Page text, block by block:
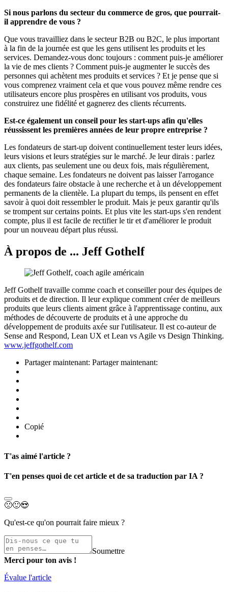
Si nous parlons du secteur du commerce de gros, que pourrait-
il apprendre de vous ?
Que vous travailliez dans le secteur B2B ou B2C, le plus important
à la fin de la journée est que les gens utilisent les produits et les
services. Demandez-vous donc toujours : comment puis-je améliorer
la vie de mes clients ? Comment puis-je augmenter le succès des
personnes qui achètent mes produits et services ? Et je pense que si
vous comprenez vraiment cela et que vous pouvez même rendre ces
utilisateurs encore plus prospères en utilisant vos produits, vous
construirez une fidélité et gagnerez des clients récurrents.
Est-ce également un conseil pour les start-ups afin qu'elles
réussissent les premières années de leur propre entreprise ?
Les fondateurs de start-up doivent continuellement tester leurs idées,
leurs visions et leurs stratégies sur le marché. Je leur dirais : parlez
aux clients, pas seulement une ou deux fois, mais régulièrement,
chaque semaine. Les fondateurs ne doivent pas laisser l'arrogance
des fondateurs faire obstacle à une recherche et à un développement
permanents de la clientèle. La plupart du temps, ils pensent en effet
savoir à quoi doit ressembler le produit. Mais je peux garantir qu'ils
se trompent sur certains points. Et plus vite les start-ups s'en rendent
compte, plus il est facile de rectifier le tir et d'améliorer le produit
pour un nouveau départ plus réussi.
À propos de ... Jeff Gothelf
Jeff Gothelf travaille comme coach et conseiller pour des équipes de
produits et de direction. Il leur explique comment créer de meilleurs
produits que leurs clients aiment grâce à l'apprentissage continu, aux
méthodes de découverte de produits et à une approche du
développement de produits axée sur l'utilisateur. Il est co-auteur de
Sense and Respond, Lean UX et Lean vs Agile vs Design Thinking.
www.jeffgothelf.com
Partager maintenant: Partager maintenant:
Copié
T'as aimé l'article ?
T'en penses quoi de cet article et de sa traduction par IA ?
🙁🙂😍
Qu'est-ce qu'on pourrait faire mieux ?
Soumettre
Merci pour ton avis !
Évalue l'article